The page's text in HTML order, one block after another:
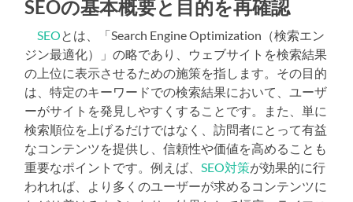
SEOの基本概要と目的を再確認
SEOとは、「Search Engine Optimization（検索エン
ジン最適化）」の略であり、ウェブサイトを検索結果
の上位に表示させるための施策を指します。その目的
は、特定のキーワードでの検索結果において、ユーザ
ーがサイトを発見しやすくすることです。また、単に
検索順位を上げるだけではなく、訪問者にとって有益
なコンテンツを提供し、信頼性や価値を高めることも
重要なポイントです。例えば、SEO対策が効果的に行
われれば、より多くのユーザーが求めるコンテンツに